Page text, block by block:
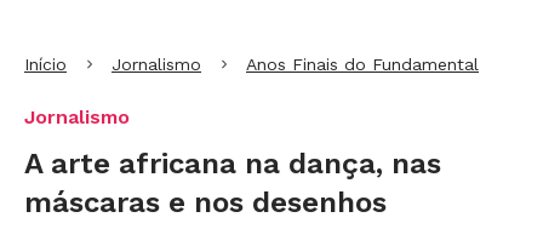
Início Jornalismo Anos Finais do Fundamental
Jornalismo
A arte africana na dança, nas
máscaras e nos desenhos